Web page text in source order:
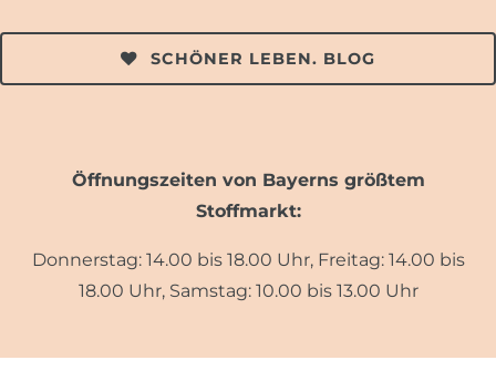
SCHÖNER LEBEN. BLOG
Öffnungszeiten von Bayerns größtem
Stoffmarkt:
Donnerstag: 14.00 bis 18.00 Uhr, Freitag: 14.00 bis
18.00 Uhr, Samstag: 10.00 bis 13.00 Uhr